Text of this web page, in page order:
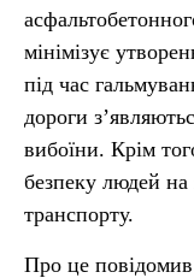
мінімізує
під час
дороги
вибоїни. Крім
безпеку людей на
транспорту.
Про це